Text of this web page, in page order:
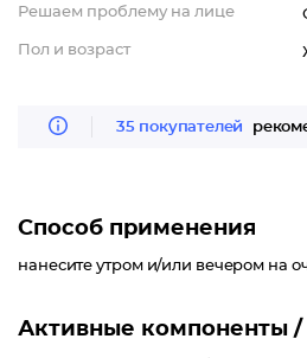
Решаем проблему на лице
Пол и возраст
35 покупателей
Способ применения
нанесите утром и/или вечером на
Активные компоненты /